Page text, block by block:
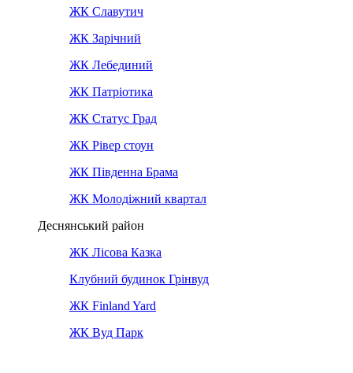
ЖК Славутич
ЖК Зарічний
ЖК Лебединий
ЖК Патріотика
ЖК Статус Град
ЖК Рівер стоун
ЖК Південна Брама
ЖК Молодіжний квартал
Деснянський район
ЖК Лісова Казка
Клубний будинок Грінвуд
ЖК Finland Yard
ЖК Вуд Парк